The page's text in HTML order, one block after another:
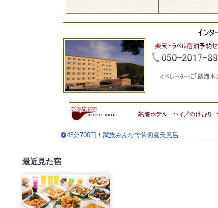
45分700円！家族みんなで貸切露天風呂
最近見た宿